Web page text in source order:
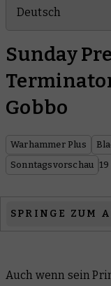
Deutsch
Sunday
Gobbo
Warhammer Plus
Sonntagsvorschau
SPRINGE ZUM
Black Library
Auch wenn sein